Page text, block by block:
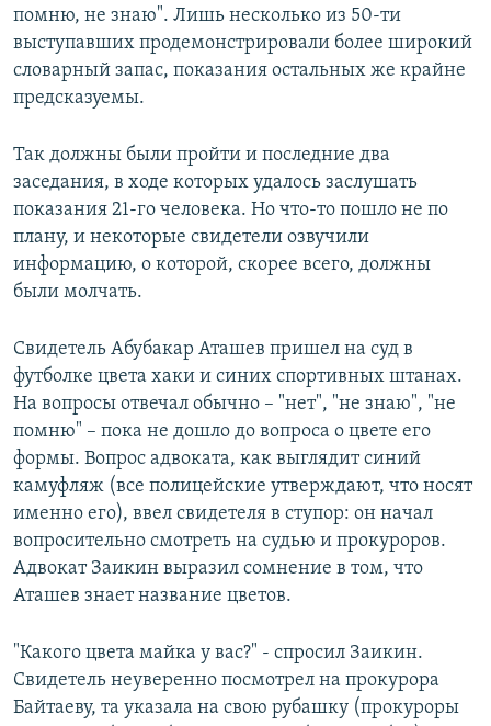
помню, не знаю". Лишь несколько из 50-ти
выступавших продемонстрировали более широкий
словарный запас, показания остальных же крайне
предсказуемы.
Так должны были пройти и последние два
заседания, в ходе которых удалось заслушать
показания 21-го человека. Но что-то пошло не по
плану, и некоторые свидетели озвучили
информацию, о которой, скорее всего, должны
были молчать.
Свидетель Абубакар Аташев пришел на суд в
футболке цвета хаки и синих спортивных штанах.
На вопросы отвечал обычно – "нет", "не знаю", "не
помню" – пока не дошло до вопроса о цвете его
формы. Вопрос адвоката, как выглядит синий
камуфляж (все полицейские утверждают, что носят
именно его), ввел свидетеля в ступор: он начал
вопросительно смотреть на судью и прокуроров.
Адвокат Заикин выразил сомнение в том, что
Аташев знает название цветов.
"Какого цвета майка у вас?" - спросил Заикин.
Свидетель неуверенно посмотрел на прокурора
Байтаеву, та указала на свою рубашку (прокуроры